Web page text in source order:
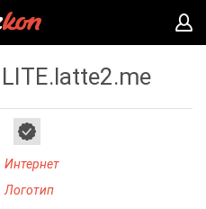
Интернет
Логотип